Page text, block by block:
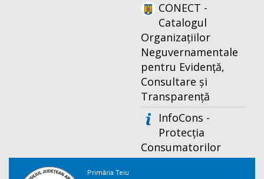
CONECT -
Catalogul
Organizațiilor
Neguvernamentale
pentru Evidență,
Consultare și
Transparență
InfoCons -
Protecția
Consumatorilor
Primăria Teiu